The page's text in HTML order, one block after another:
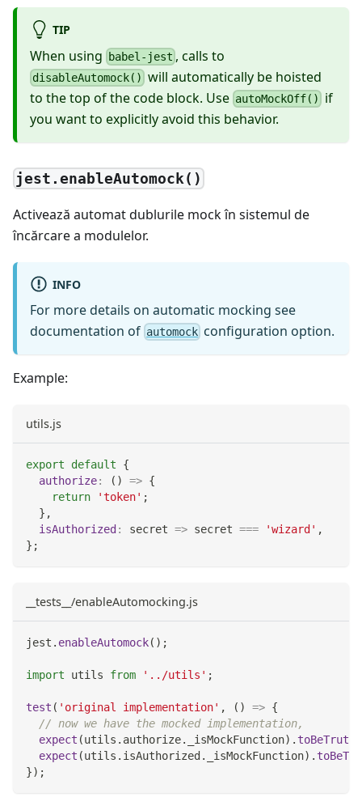
TIP
When using babel-jest , calls to
disableAutomock() will automatically be hoisted
to the top of the code block. Use autoMockOff()
if
you want to explicitly avoid this behavior.
jest.enableAutomock()
Activează automat dublurile mock în sistemul de
încărcare a modulelor.
INFO
For more details on automatic mocking see
documentation of automock configuration option.
Example:
utils.js
export default
{
authorize: ( ) => {
return
'token' ;
} ,
isAuthorized : secret => secret === 'wizard' ,
} ;
__tests__/enableAutomocking.js
jest . enableAutomock( ) ;
import utils from '../utils' ;
test ( 'original implementation' , ( ) => {
// now we have the mocked implementation,
expect (utils . authorize. _isMockFunction) . toBeTruthy
expect (utils . isAuthorized . _isMockFunction) .
}) ;